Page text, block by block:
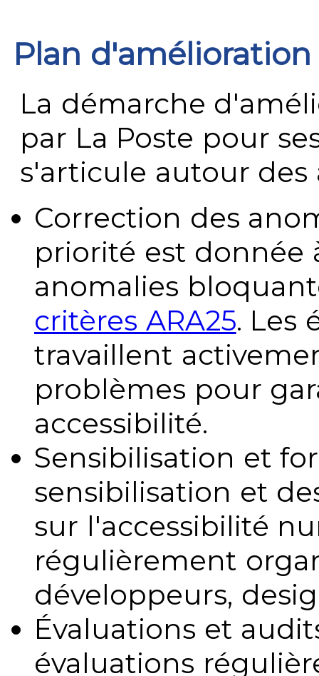
Plan
La démarche
par La Poste pour
s'articule autour des
Correction des
priorité est donnée
anomalies
critères ARA25. Les
travaillent
problèmes pour
accessibilité.
Sensibilisation et
sensibilisation et
sur l'accessibilité
régulièrement
développeurs,
Évaluations et
évaluations